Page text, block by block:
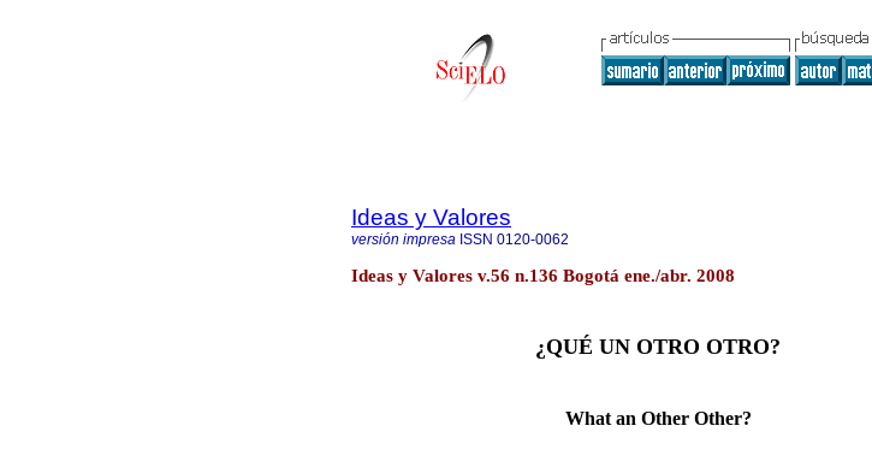
Ideas y Valores
versión impresa ISSN 0120-0062
Ideas y Valores v.56 n.136 Bogotá ene./abr. 2008
¿QUÉ UN OTRO OTRO?
What an Other Other?